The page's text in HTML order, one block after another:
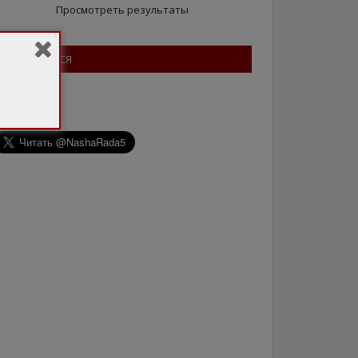
Просмотреть результаты
ПІДПИШІТЬСЯ